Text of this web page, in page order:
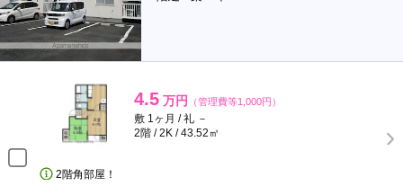
4.5 万円 （管理費等1,000円）
敷 1ヶ月 / 礼 －
2階 / 2K / 43.52㎡
2階角部屋！